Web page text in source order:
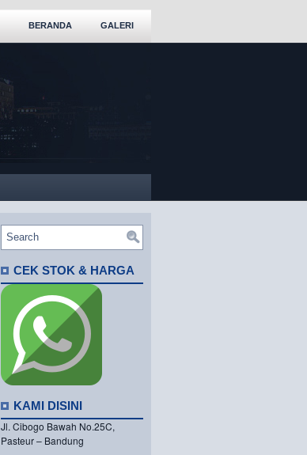
BERANDA GALERI
CEK STOK & HARGA
KAMI DISINI
Jl. Cibogo Bawah No.25C,
Pasteur – Bandung